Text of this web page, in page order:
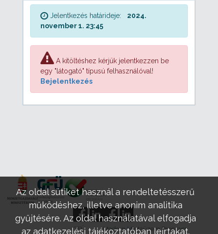
Jelentkezés határideje:
2024.
november 1. 23:45
A kitöltéshez kérjük jelentkezzen be
egy "látogató" típusú felhasználóval!
Bejelentkezés
GFÜ Modern Mintaüzem Program
Az oldal sütiket használ a rendeltetésszerű
működéshez, illetve anonim analitika
gyűjtésére. Az oldal használatával elfogadja
az adatkezelési tájékoztatóban leírtakat.